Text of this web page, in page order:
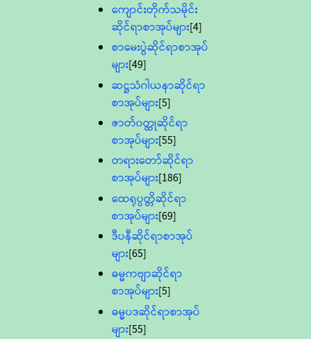
ကျောင်းတိုက်သမိုင်း
ဆိုင်ရာစာအုပ်များ[4]
စာမေးပွဲဆိုင်ရာစာအုပ်
များ[49]
ဆဋ္ဌသံဂါယနာဆိုင်ရာ
စာအုပ်များ[5]
ဇာတ်၀တ္ထုဆိုင်ရာ
စာအုပ်များ[55]
တရားတော်ဆိုင်ရာ
စာအုပ်များ[186]
ထေရုပ္ပတ္တိဆိုင်ရာ
စာအုပ်များ[69]
ဒီပနီဆိုင်ရာစာအုပ်
များ[65]
ဓမ္မကဗျာဆိုင်ရာ
စာအုပ်များ[5]
ဓမ္မပဒဆိုင်ရာစာအုပ်
များ[55]